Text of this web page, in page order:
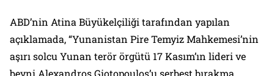
ABD’nin Atina Büyükelçiliği tarafından yapılan
açıklamada, “Yunanistan Pire Temyiz Mahkemesi’nin
aşırı solcu Yunan terör örgütü 17 Kasım’ın lideri ve
beyni Alexandros Giotopoulos’u serbest bırakma